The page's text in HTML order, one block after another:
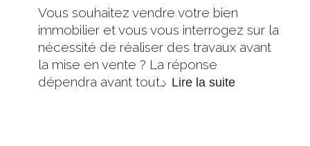
Vous souhaitez vendre votre bien
immobilier et vous vous interrogez sur la
nécessité de réaliser des travaux avant
la mise en vente ? La réponse
dépendra avant tout… Lire la suite